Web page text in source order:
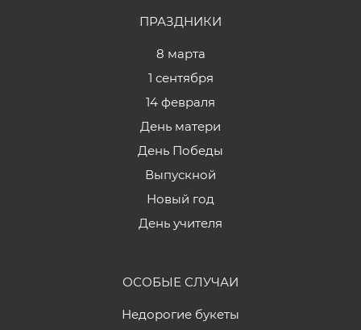
ПРАЗДНИКИ
8 марта
1 сентября
14 февраля
День матери
День Победы
Выпускной
Новый год
День учителя
ОСОБЫЕ СЛУЧАИ
Недорогие букеты